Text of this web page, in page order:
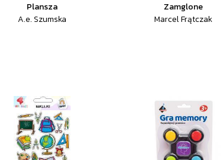
Plansza
A.e. Szumska
Zamglone
Marcel Frątczak